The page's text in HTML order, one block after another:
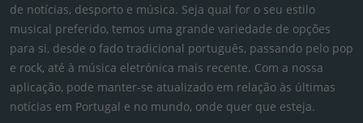
de notícias, desporto e música. Seja qual for o seu estilo
musical preferido, temos uma grande variedade de opções
para si, desde o fado tradicional português, passando pelo pop
e rock, até à música eletrónica mais recente. Com a nossa
aplicação, pode manter-se atualizado em relação às últimas
notícias em Portugal e no mundo, onde quer que esteja.